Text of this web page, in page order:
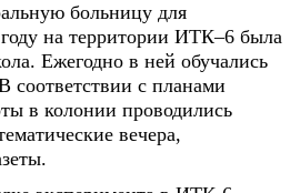
больницу для
на территории ИТК–6 была
Ежегодно в ней обучались
соответствии с планами
в колонии проводились
вечера,